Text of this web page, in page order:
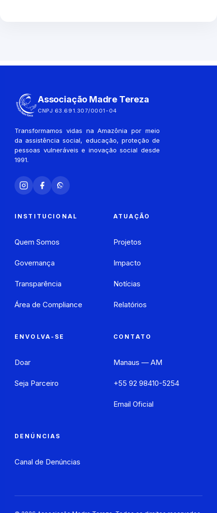
Associação Madre Tereza
CNPJ 63.691.307/0001-04
Transformamos vidas na Amazônia por meio
da assistência social, educação, proteção de
pessoas vulneráveis e inovação social desde
1991.
INSTITUCIONAL
Quem Somos
Governança
Transparência
Área de Compliance
ATUAÇÃO
Projetos
Impacto
Notícias
Relatórios
ENVOLVA-SE
Doar
Seja Parceiro
CONTATO
Manaus — AM
+55 92 98410-5254
Email Oficial
DENÚNCIAS
Canal de Denúncias